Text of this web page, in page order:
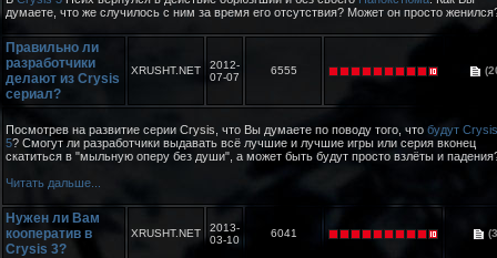
думаете, что же случилось с ним за время его отсутствия? Может он просто
Правильно ли
разработчики
делают из Crysis
сериал?
XRUSHT.NET
2012-
07-07
6555
Посмотрев на развитие серии Crysis, что Вы думаете по поводу того, что будут
5? Смогут ли разработчики выдавать всё лучшие и лучшие игры или серия вконец
скатиться в "мыльную оперу без души", а может быть будут просто взлёты и
Читать дальше...
Нужен ли Вам
кооператив в
Crysis 3?
XRUSHT.NET
2013-
03-10
6041